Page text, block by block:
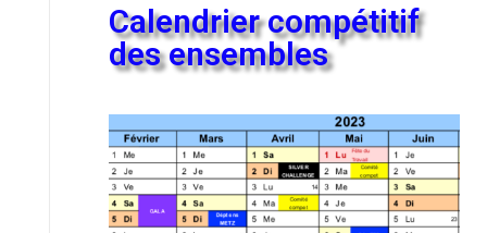
Calendrier compétitif
des ensembles